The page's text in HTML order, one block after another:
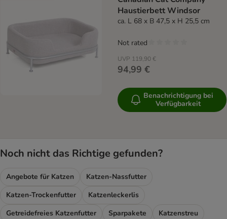
Haustierbett Windsor
ca. L 68 x B 47,5 x H 25,5 cm
UVP 119,90 €
94,99 €
Not rated
Benachrichtigung bei
Verfügbarkeit
Noch nicht das Richtige gefunden?
Angebote für Katzen
Katzen-Nassfutter
Katzen-Trockenfutter
Katzenleckerlis
Getreidefreies Katzenfutter
Sparpakete
Katzenstreu